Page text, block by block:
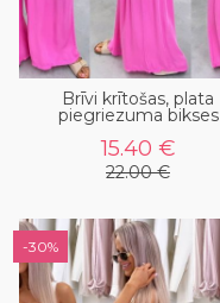
Brīvi krītošas, plata
piegriezuma bikses
15.40 €
22.00 €
-30%